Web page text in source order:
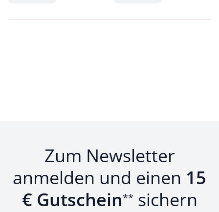
Zum Newsletter
anmelden und einen 15
€ Gutschein** sichern